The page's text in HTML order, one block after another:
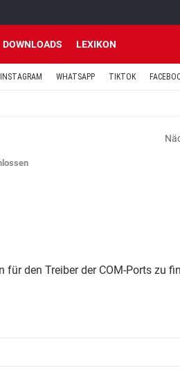
DOWNLOADS LEXIKON
INSTAGRAM WHATSAPP TIKTOK
den Treiber der COM-Ports zu